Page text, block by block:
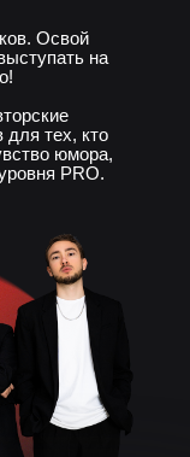
Освой
на
для тех, кто
юмора,
PRO.